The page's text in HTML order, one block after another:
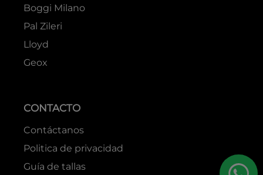
Boggi Milano
Pal Zileri
Lloyd
Geox
CONTACTO
Contáctanos
Politica de privacidad
Guía de tallas